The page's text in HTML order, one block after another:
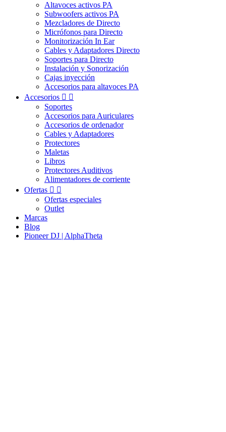
Altavoces activos PA
Subwoofers activos PA
Mezcladores de Directo
Micrófonos para Directo
Monitorización In Ear
Cables y Adaptadores Directo
Soportes para Directo
Instalación y Sonorización
Cajas inyección
Accesorios para altavoces PA
Accesorios  
Soportes
Accesorios para Auriculares
Accesorios de ordenador
Cables y Adaptadores
Protectores
Maletas
Libros
Protectores Auditivos
Alimentadores de corriente
Ofertas  
Ofertas especiales
Outlet
Marcas
Blog
Pioneer DJ | AlphaTheta